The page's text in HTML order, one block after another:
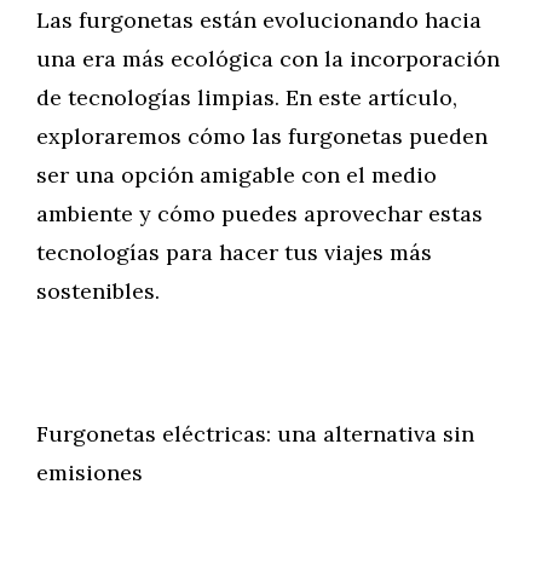
Las furgonetas están evolucionando hacia
una era más ecológica con la incorporación
de tecnologías limpias. En este artículo,
exploraremos cómo las furgonetas pueden
ser una opción amigable con el medio
ambiente y cómo puedes aprovechar estas
tecnologías para hacer tus viajes más
sostenibles.
Furgonetas eléctricas: una alternativa sin
emisiones